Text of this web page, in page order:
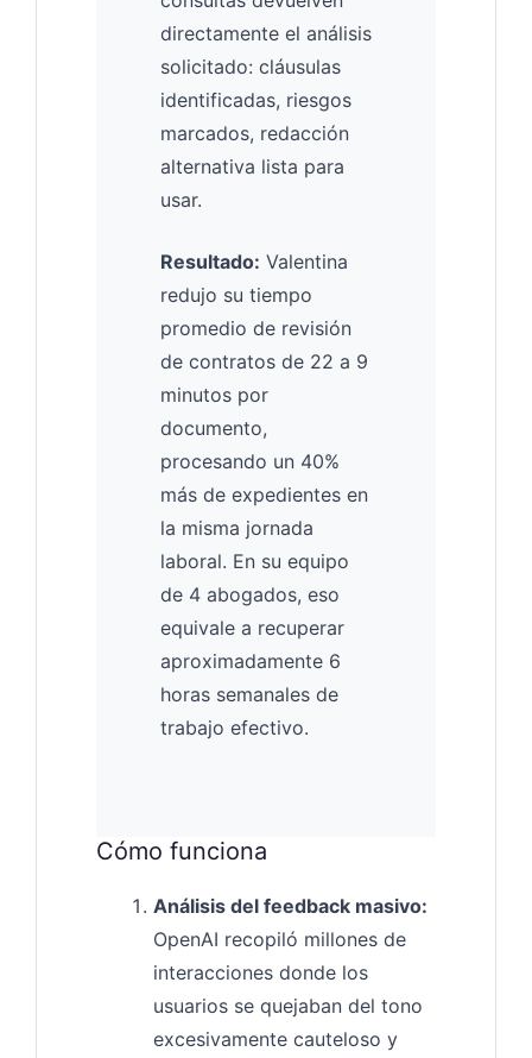
directamente el análisis
solicitado: cláusulas
identificadas, riesgos
marcados, redacción
alternativa lista para
usar.
Resultado: Valentina
redujo su tiempo
promedio de revisión
de contratos de 22 a 9
minutos por
documento,
procesando un 40%
más de expedientes en
la misma jornada
laboral. En su equipo
de 4 abogados, eso
equivale a recuperar
aproximadamente 6
horas semanales de
trabajo efectivo.
Cómo funciona
Análisis del feedback masivo:
OpenAI recopiló millones de
interacciones donde los
usuarios se quejaban del tono
excesivamente cauteloso y